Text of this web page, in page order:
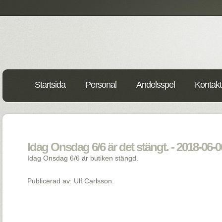
Startsida Personal Andelsspel
Idag Onsdag 6/6 är det stängt. - 2018-06-
Idag Onsdag 6/6 är butiken stängd.
Publicerad av: Ulf Carlsson.